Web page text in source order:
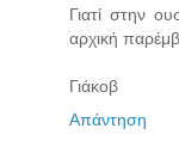
Γιατί στην
αρχική
Γιάκοβ
Απάντηση